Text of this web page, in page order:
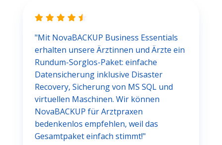
"Mit NovaBACKUP Business Essentials
erhalten unsere Ärztinnen und Ärzte ein
Rundum-Sorglos-Paket: einfache
Datensicherung inklusive Disaster
Recovery, Sicherung von MS SQL und
virtuellen Maschinen. Wir können
NovaBACKUP für Arztpraxen
bedenkenlos empfehlen, weil das
Gesamtpaket einfach stimmt!"